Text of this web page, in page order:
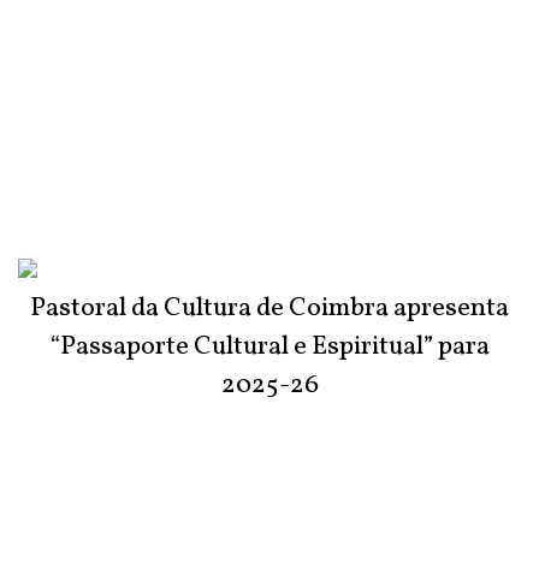
Pastoral da Cultura de Coimbra apresenta
“Passaporte Cultural e Espiritual” para
2025-26